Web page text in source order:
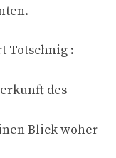
Totschnig :
des
Blick woher